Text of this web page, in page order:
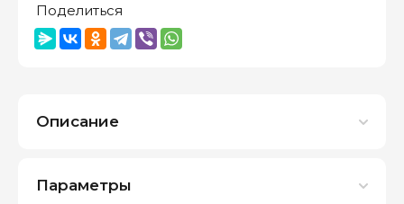
Поделиться
Описание
Параметры